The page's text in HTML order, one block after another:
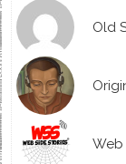
Old
Web